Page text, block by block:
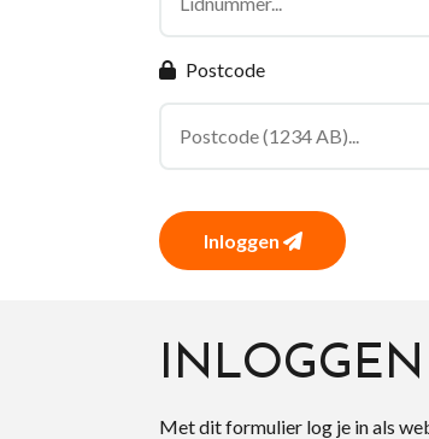
Postcode
Inloggen
Met dit formulier log je in als